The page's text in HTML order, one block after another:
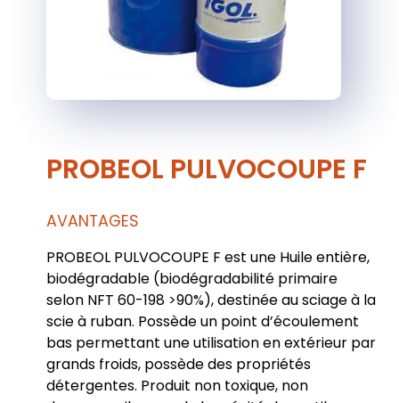
PROBEOL PULVOCOUPE F
AVANTAGES
PROBEOL PULVOCOUPE F est une Huile entière,
biodégradable (biodégradabilité primaire
selon NFT 60-198 >90%), destinée au sciage à la
scie à ruban. Possède un point d’écoulement
bas permettant une utilisation en extérieur par
grands froids, possède des propriétés
détergentes. Produit non toxique, non